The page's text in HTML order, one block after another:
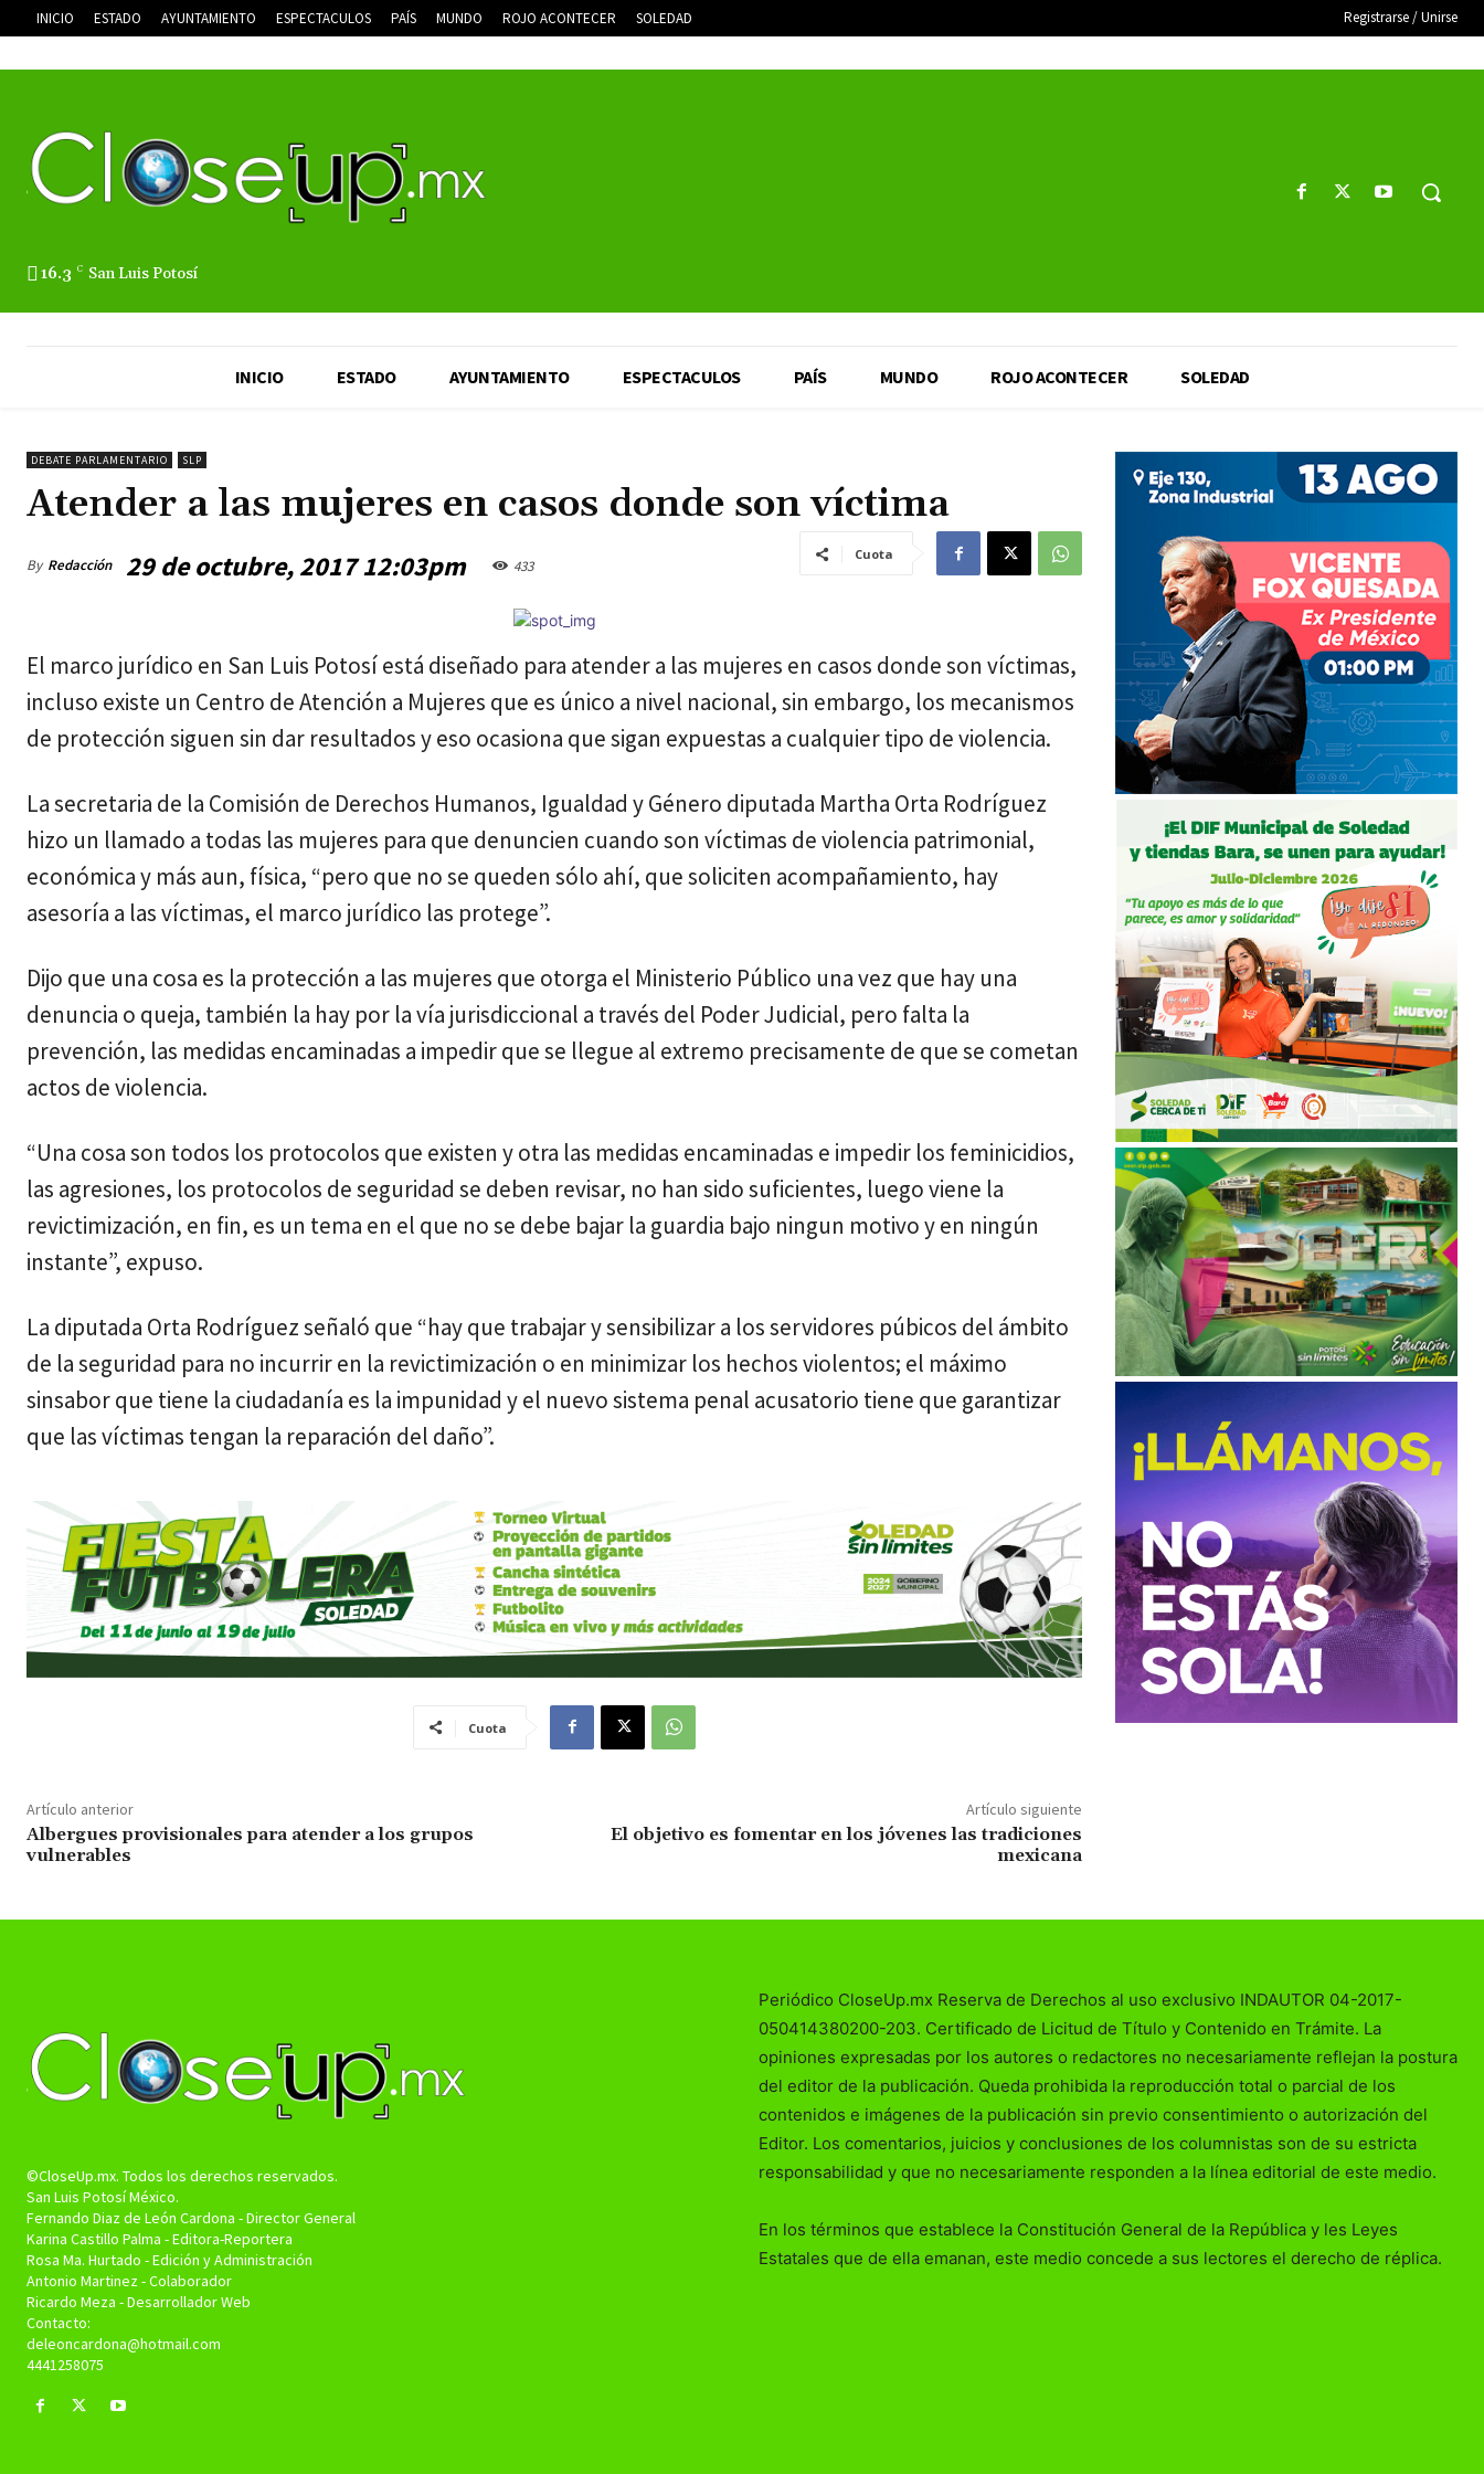
INICIO ESTADO AYUNTAMIENTO ESPECTACULOS PAÍS MUNDO ROJO ACONTECER SOLEDAD Registrarse / Unirse
16.3 C San Luis Potosí
INICIO ESTADO AYUNTAMIENTO ESPECTACULOS PAÍS MUNDO ROJO ACONTECER SOLEDAD
DEBATE PARLAMENTARIO SLP
Atender a las mujeres en casos donde son víctima
By Redacción 29 de octubre, 2017 12:03pm 433
Cuota
El marco jurídico en San Luis Potosí está diseñado para atender a las mujeres en casos donde son víctimas,
incluso existe un Centro de Atención a Mujeres que es único a nivel nacional, sin embargo, los mecanismos
de protección siguen sin dar resultados y eso ocasiona que sigan expuestas a cualquier tipo de violencia.
La secretaria de la Comisión de Derechos Humanos, Igualdad y Género diputada Martha Orta Rodríguez
hizo un llamado a todas las mujeres para que denuncien cuando son víctimas de violencia patrimonial,
económica y más aun, física, “pero que no se queden sólo ahí, que soliciten acompañamiento, hay
asesoría a las víctimas, el marco jurídico las protege”.
Dijo que una cosa es la protección a las mujeres que otorga el Ministerio Público una vez que hay una
denuncia o queja, también la hay por la vía jurisdiccional a través del Poder Judicial, pero falta la
prevención, las medidas encaminadas a impedir que se llegue al extremo precisamente de que se cometan
actos de violencia.
“Una cosa son todos los protocolos que existen y otra las medidas encaminadas e impedir los feminicidios,
las agresiones, los protocolos de seguridad se deben revisar, no han sido suficientes, luego viene la
revictimización, en fin, es un tema en el que no se debe bajar la guardia bajo ningun motivo y en ningún
instante”, expuso.
La diputada Orta Rodríguez señaló que “hay que trabajar y sensibilizar a los servidores púbicos del ámbito
de la seguridad para no incurrir en la revictimización o en minimizar los hechos violentos; el máximo
sinsabor que tiene la ciudadanía es la impunidad y el nuevo sistema penal acusatorio tiene que garantizar
que las víctimas tengan la reparación del daño”.
Cuota
Artículo anterior
Albergues provisionales para atender a los grupos
vulnerables
Artículo siguiente
El objetivo es fomentar en los jóvenes las tradiciones
mexicana
©CloseUp.mx. Todos los derechos reservados.
San Luis Potosí México.
Fernando Diaz de León Cardona - Director General
Karina Castillo Palma - Editora-Reportera
Rosa Ma. Hurtado - Edición y Administración
Antonio Martinez - Colaborador
Ricardo Meza - Desarrollador Web
Contacto:
deleoncardona@hotmail.com
4441258075
Periódico CloseUp.mx Reserva de Derechos al uso exclusivo INDAUTOR 04-2017-
050414380200-203. Certificado de Licitud de Título y Contenido en Trámite. La
opiniones expresadas por los autores o redactores no necesariamente reflejan la postura
del editor de la publicación. Queda prohibida la reproducción total o parcial de los
contenidos e imágenes de la publicación sin previo consentimiento o autorización del
Editor. Los comentarios, juicios y conclusiones de los columnistas son de su estricta
responsabilidad y que no necesariamente responden a la línea editorial de este medio.
En los términos que establece la Constitución General de la República y les Leyes
Estatales que de ella emanan, este medio concede a sus lectores el derecho de réplica.